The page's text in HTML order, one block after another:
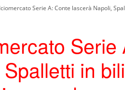
Serie A: Conte lascerà Napoli,
in